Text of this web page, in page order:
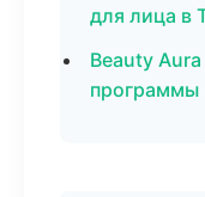
для лица в
Beauty
программы